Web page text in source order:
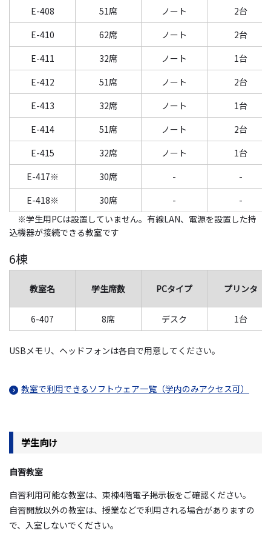
E-408
51席 ノート
2台
E-410
62席 ノート
2台
E-411
32席 ノート
1台
E-412
51席 ノート
2台
E-413
32席 ノート
1台
E-414
51席 ノート
2台
E-415
32席 ノート
1台
E-417※
30席 -
-
E-418※
30席 -
-
※学生用PCは設置していません。有線LAN、電源を設置した持
込機器が接続できる教室です
6棟
教室名 学生席数 PCタイプ プリンタ
6-407 8席 デスク 1台
USBメモリ、ヘッドフォンは各自で用意してください。
教室で利用できるソフトウェア一覧（学内のみアクセス可）
学生向け
自習教室
自習利用可能な教室は、東棟4階電子掲示板をご確認ください。
自習開放以外の教室は、授業などで利用される場合がありますの
で、入室しないでください。